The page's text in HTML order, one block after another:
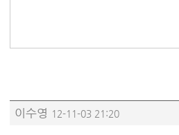
이수영 12-11-03 21:20